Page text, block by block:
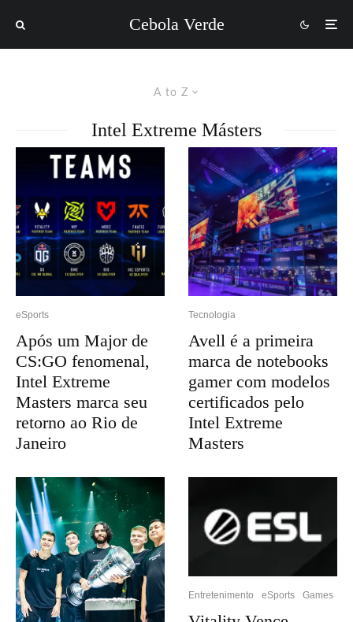
Cebola Verde
A to Z
Intel Extreme Másters
eSports
Após um Major de
CS:GO fenomenal,
Intel Extreme
Masters marca seu
retorno ao Rio de
Janeiro
Tecnologia
Avell é a primeira
marca de notebooks
gamer com modelos
certificados pelo
Intel Extreme
Masters
Entretenimento eSports Games